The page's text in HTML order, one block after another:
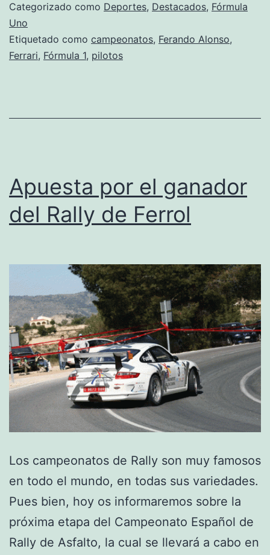
Categorizado como Deportes, Destacados, Fórmula
Uno
Etiquetado como campeonatos, Ferando Alonso,
Ferrari, Fórmula 1, pilotos
Apuesta por el ganador
del Rally de Ferrol
Los campeonatos de Rally son muy famosos
en todo el mundo, en todas sus variedades.
Pues bien, hoy os informaremos sobre la
próxima etapa del Campeonato Español de
Rally de Asfalto, la cual se llevará a cabo en